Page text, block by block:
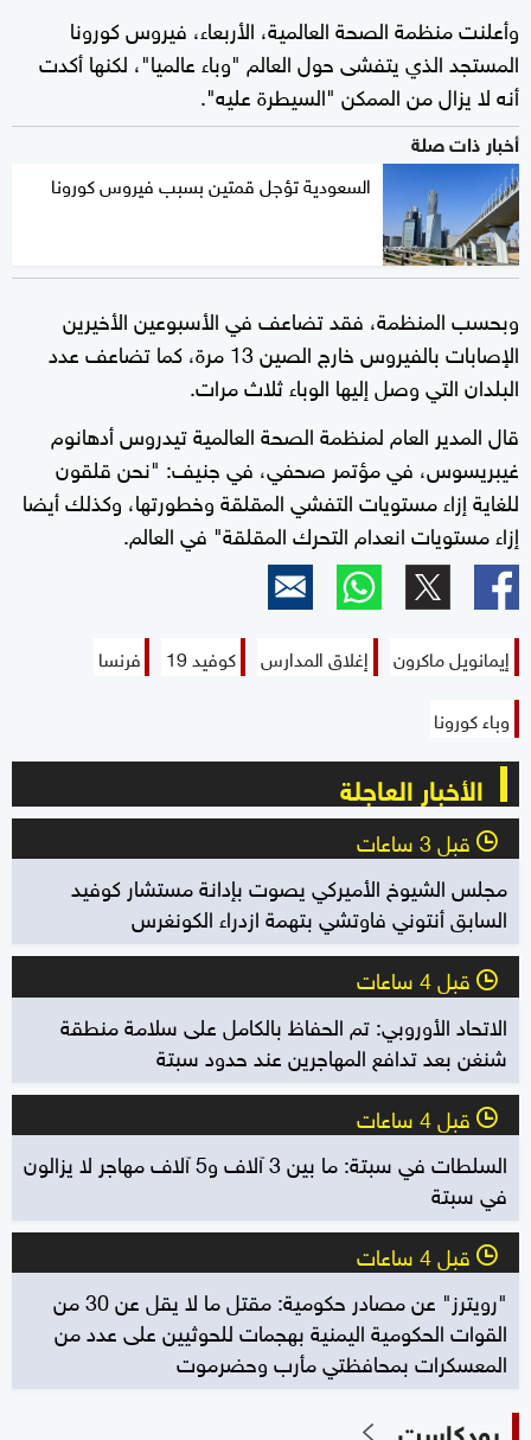
وأعلنت منظمة الصحة العالمية، الأربعاء، فيروس كورونا
المستجد الذي يتفشى حول العالم "وباء عالميا"، لكنها أكدت
أنه لا يزال من الممكن "السيطرة عليه".
أخبار ذات صلة
السعودية تؤجل قمتين بسبب فيروس كورونا
وبحسب المنظمة، فقد تضاعف في الأسبوعين الأخيرين
الإصابات بالفيروس خارج الصين 13 مرة، كما تضاعف عدد
البلدان التي وصل إليها الوباء ثلاث مرات.
قال المدير العام لمنظمة الصحة العالمية تيدروس أدهانوم
غيبريسوس، في مؤتمر صحفي، في جنيف: "نحن قلقون
للغاية إزاء مستويات التفشي المقلقة وخطورتها، وكذلك أيضا
إزاء مستويات انعدام التحرك المقلقة" في العالم.
إيمانويل ماكرون إغلاق المدارس كوفيد 19
فرنسا
وباء كورونا
الأخبار العاجلة
l قبل 3 ساعات
مجلس الشيوخ الأميركي يصوت بإدانة مستشار كوفيد
السابق أنتوني فاوتشي بتهمة ازدراء الكونغرس
l قبل 4 ساعات
الاتحاد الأوروبي: تم الحفاظ بالكامل على سلامة منطقة
شنغن بعد تدافع المهاجرين عند حدود سبتة
l قبل 4 ساعات
السلطات في سبتة: ما بين 3 آلاف و5 آلاف مهاجر لا يزالون
في سبتة
l قبل 4 ساعات
"رويترز" عن مصادر حكومية: مقتل ما لا يقل عن 30 من
القوات الحكومية اليمنية بهجمات للحوثيين على عدد من
المعسكرات بمحافظتي مأرب وحضرموت